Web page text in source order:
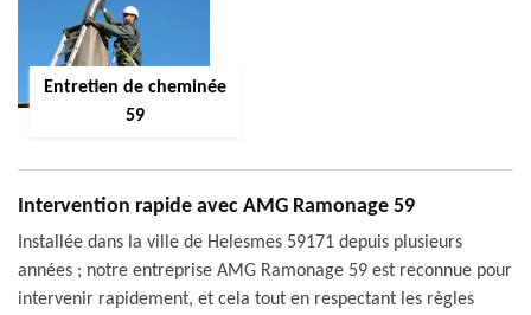
Entretien de cheminée
59
Intervention rapide avec AMG Ramonage 59
Installée dans la ville de Helesmes 59171 depuis plusieurs
années ; notre entreprise AMG Ramonage 59 est reconnue pour
intervenir rapidement, et cela tout en respectant les règles